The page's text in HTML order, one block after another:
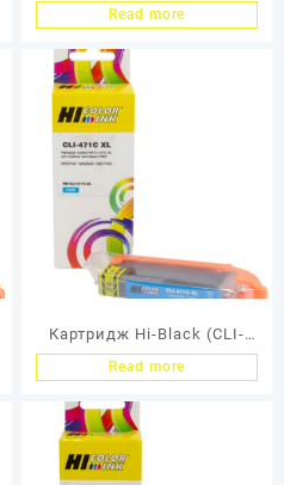
для Canon PIXMA
0/2200, Color
Read more
Картридж Hi-Black (CLI-
471XLC) для Canon
Cyan
Read more